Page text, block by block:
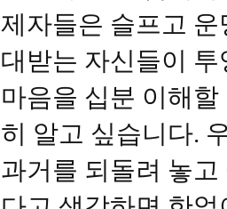
제자들은 슬프고
대받는 자신들이
마음을 십분 이해
히 알고 싶습니다.
과거를 되돌려 놓